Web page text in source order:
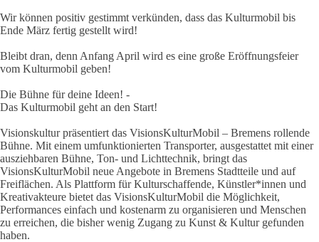
Wir können positiv gestimmt verkünden, dass das Kulturmobil bis
Ende März fertig gestellt wird!
Bleibt dran, denn Anfang April wird es eine große Eröffnungsfeier
vom Kulturmobil geben!
Die Bühne für deine Ideen! -
Das Kulturmobil geht an den Start!
Visionskultur präsentiert das VisionsKulturMobil – Bremens rollende
Bühne. Mit einem umfunktionierten Transporter, ausgestattet mit einer
ausziehbaren Bühne, Ton- und Lichttechnik, bringt das
VisionsKulturMobil neue Angebote in Bremens Stadtteile und auf
Freiflächen. Als Plattform für Kulturschaffende, Künstler*innen und
Kreativakteure bietet das VisionsKulturMobil die Möglichkeit,
Performances einfach und kostenarm zu organisieren und Menschen
zu erreichen, die bisher wenig Zugang zu Kunst & Kultur gefunden
haben.